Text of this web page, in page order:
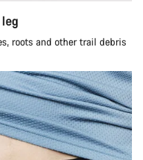
roots and other trail debris